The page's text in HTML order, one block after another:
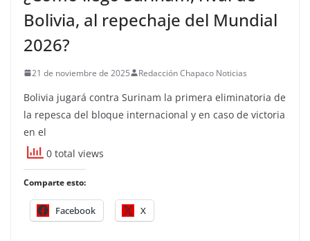
Bolivia, al repechaje del Mundial
2026?
21 de noviembre de 2025 Redacción Chapaco Noticias
Bolivia jugará contra Surinam la primera eliminatoria de
la repesca del bloque internacional y en caso de victoria
en el
0 total views
Comparte esto:
Facebook X